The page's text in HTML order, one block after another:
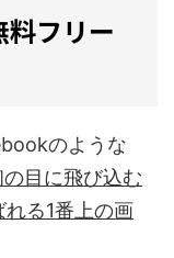
フリー
のような
の目に飛び込む
れる1番上の画